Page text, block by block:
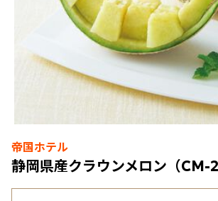
帝国ホテル
静岡県産クラウンメロン（CM-